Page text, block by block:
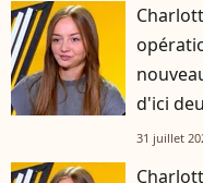
d'ici
31 juillet